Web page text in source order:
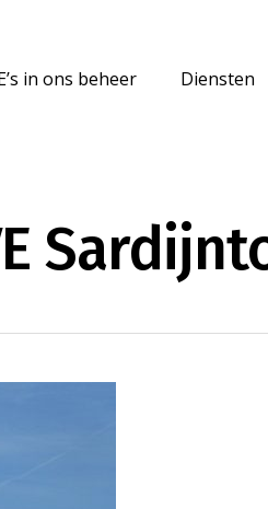
in ons beheer Diensten